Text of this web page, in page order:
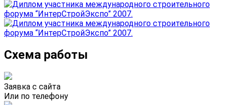
Схема работы
Заявка с сайта
Или по телефону